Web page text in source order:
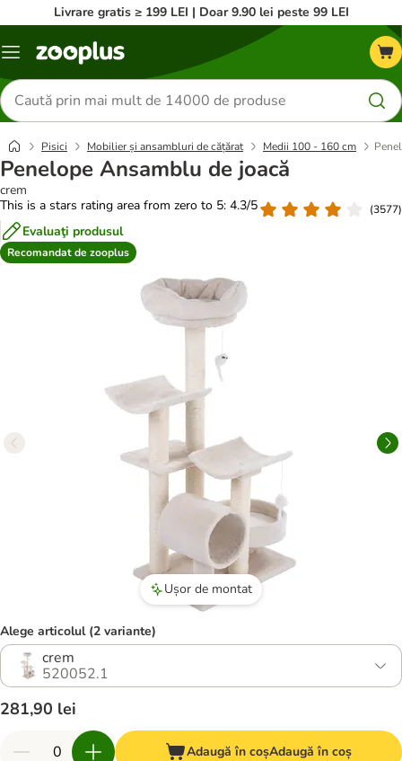
Livrare gratis ≥ 199 LEI | Doar 9.90 lei peste 99 LEI
Categorii
Căutare
produse
Pisici Mobilier și ansambluri de cățărat Medii 100 - 160 cm
Penelope Ansamblu de joacă
crem
This is a stars rating area from zero to 5: 4.3/5
(3577)
Evaluaţi produsul
Recomandat de zooplus
Ușor de montat
Alege articolul (2 variante)
crem
520052.1
281,90 lei
Adaugă în coșAdaugă în coș